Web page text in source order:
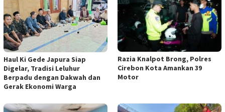
Haul Ki Gede Japura Siap
Digelar, Tradisi Leluhur
Berpadu dengan Dakwah dan
Gerak Ekonomi Warga
Razia Knalpot Brong, Polres
Cirebon Kota Amankan 39
Motor